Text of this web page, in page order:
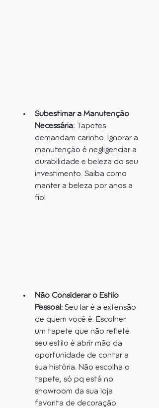
Subestimar a Manutenção
Necessária: Tapetes
demandam carinho. Ignorar a
manutenção é negligenciar a
durabilidade e beleza do seu
investimento. Saiba como
manter a beleza por anos a
fio!
Não Considerar o Estilo
Pessoal: Seu lar é a extensão
de quem você é. Escolher
um tapete que não reflete
seu estilo é abrir mão da
oportunidade de contar a
sua história. Não escolha o
tapete, só pq está no
showroom da sua loja
favorita de decoração.